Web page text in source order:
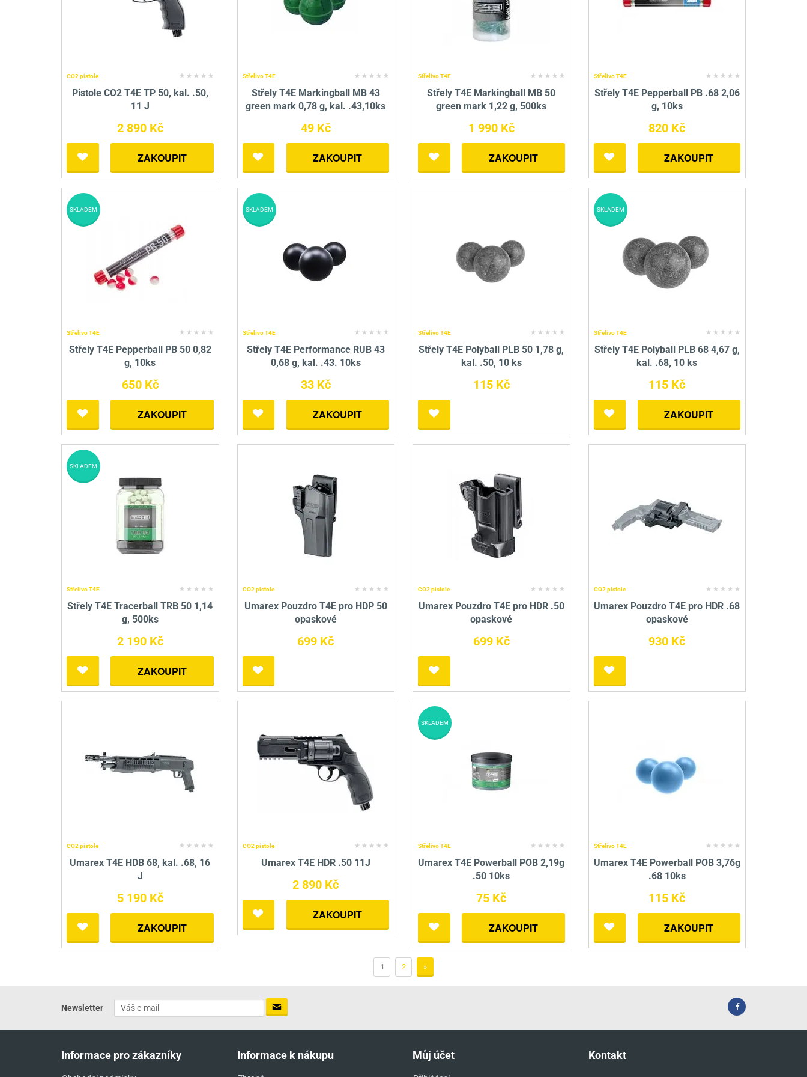
CO2 pistole
Pistole CO2 T4E TP 50, kal. .50,
11 J
2 890 Kč
ZAKOUPIT
Střelivo T4E
Střely T4E Markingball MB 43
green mark 0,78 g, kal. .43,10ks
49 Kč
ZAKOUPIT
Střelivo T4E
Střely T4E Markingball MB 50
green mark 1,22 g, 500ks
1 990 Kč
ZAKOUPIT
Střelivo T4E
Střely T4E Pepperball PB .68 2,06
g, 10ks
820 Kč
ZAKOUPIT
Střelivo T4E
Střely T4E Pepperball PB 50 0,82
g, 10ks
650 Kč
ZAKOUPIT
SKLADEM
Střelivo T4E
Střely T4E Performance RUB 43
0,68 g, kal. .43. 10ks
33 Kč
ZAKOUPIT
SKLADEM
Střelivo T4E
Střely T4E Polyball PLB 50 1,78 g,
kal. .50, 10 ks
115 Kč
Střelivo T4E
Střely T4E Polyball PLB 68 4,67 g,
kal. .68, 10 ks
115 Kč
ZAKOUPIT
SKLADEM
Střelivo T4E
Střely T4E Tracerball TRB 50 1,14
g, 500ks
2 190 Kč
ZAKOUPIT
SKLADEM
CO2 pistole
Umarex Pouzdro T4E pro HDP 50
opaskové
699 Kč
CO2 pistole
Umarex Pouzdro T4E pro HDR .50
opaskové
699 Kč
CO2 pistole
Umarex Pouzdro T4E pro HDR .68
opaskové
930 Kč
CO2 pistole
Umarex T4E HDB 68, kal. .68, 16
J
5 190 Kč
ZAKOUPIT
CO2 pistole
Umarex T4E HDR .50 11J
2 890 Kč
ZAKOUPIT
Střelivo T4E
Umarex T4E Powerball POB 2,19g
.50 10ks
75 Kč
ZAKOUPIT
SKLADEM
Střelivo T4E
Umarex T4E Powerball POB 3,76g
.68 10ks
115 Kč
ZAKOUPIT
1 2 »
Newsletter
Informace pro zákazníky Informace k nákupu Můj účet Kontakt